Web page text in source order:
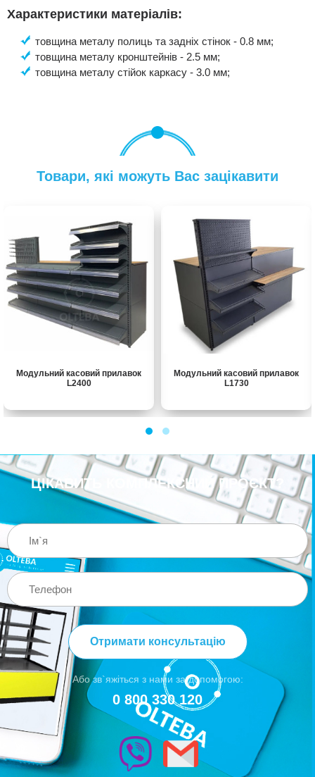
Характеристики матеріалів:
товщина металу полиць та задніх стінок - 0.8 мм;
товщина металу кронштейнів - 2.5 мм;
товщина металу стійок каркасу - 3.0 мм;
Товари, які можуть Вас зацікавити
Модульний касовий прилавок
L2400
Модульний касовий прилавок
L1730
ЦІКАВИТЬ КОМПЛЕКСНИЙ ПРОЄКТ?
Отримати консультацію
Або зв`яжіться з нами за допомогою:
0 800 330 120